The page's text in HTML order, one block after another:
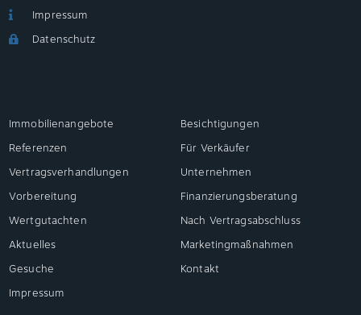
Impressum
Datenschutz
Immobilienangebote
Besichtigungen
Referenzen
Für Verkäufer
Vertragsverhandlungen
Unternehmen
Vorbereitung
Finanzierungsberatung
Wertgutachten
Nach Vertragsabschluss
Aktuelles
Marketingmaßnahmen
Gesuche
Kontakt
Impressum